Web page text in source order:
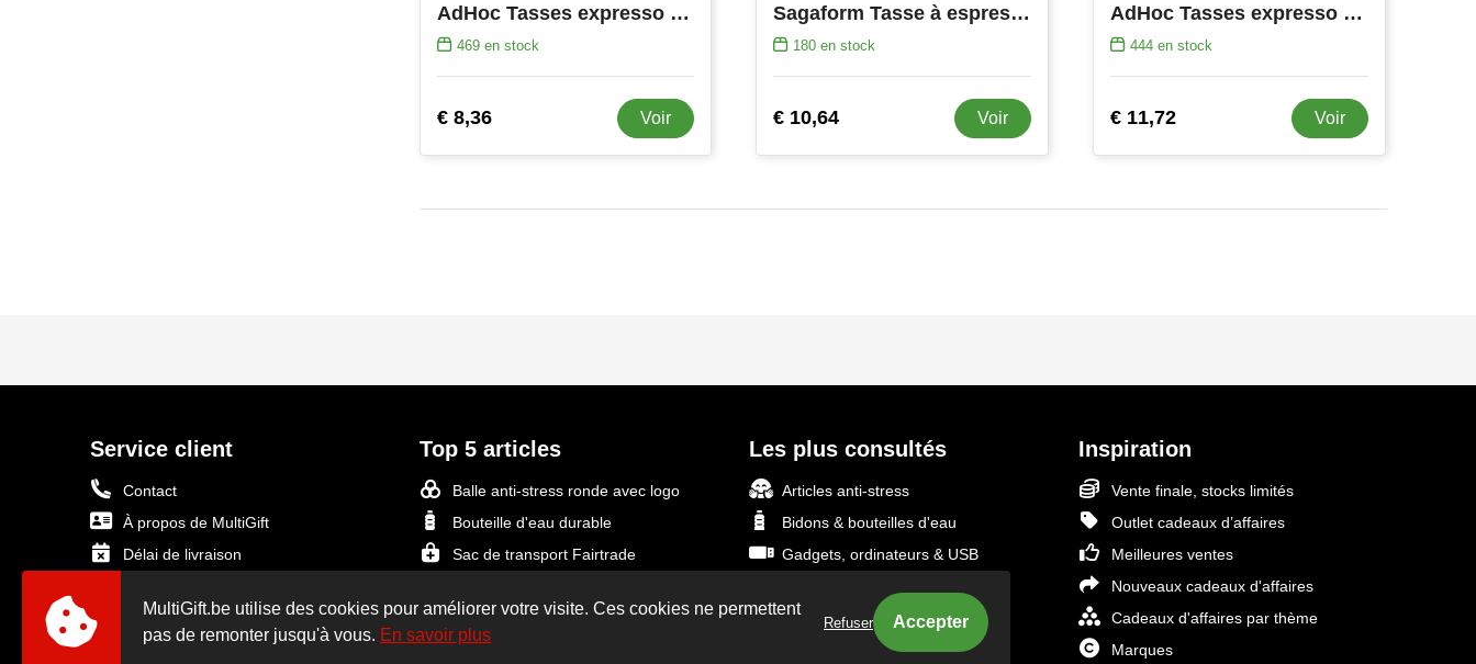
AdHoc Tasses expresso 70ml Impact, lot de 2
469en stock
€ 8,36 Voir
Sagaform Tasse à espresso Coffee & More 4 pièces 100ml
180 en stock
€ 10,64 Voir
AdHoc Tasses expresso 45ml Impact, lot de 2
444 en stock
€ 11,72 Voir
Service client
Contact
À propos de MultiGift
Délai de livraison
Fournir le logo pour l'impression
Informations de paiement
Top 5 articles
Balle anti-stress ronde avec logo
Bouteille d'eau durable
Sac de transport Fairtrade
Mug Oslo avec impression 360°
Voir tous les bestsellers
Les plus consultés
Articles anti-stress
Bidons & bouteilles d'eau
Gadgets, ordinateurs & USB
Vêtements promotionnels
Tasses, verres & céramique
Inspiration
Vente finale, stocks limités
Outlet cadeaux d’affaires
Meilleures ventes
Nouveaux cadeaux d'affaires
Cadeaux d'affaires par thème
Marques
MultiGift.be utilise des cookies pour améliorer votre visite. Ces cookies ne permettent
pas de remonter jusqu'à vous. En savoir plus
Refuser